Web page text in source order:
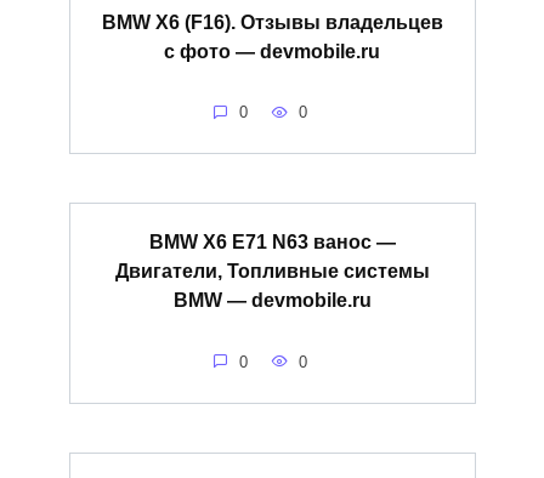
BMW X6 (F16). Отзывы владельцев
с фото — devmobile.ru
0 0
BMW X6 E71 N63 ванос —
Двигатели, Топливные системы
BMW — devmobile.ru
0 0